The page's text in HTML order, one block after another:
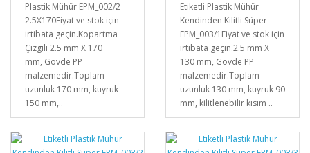
Plastik Mühür EPM_002/2
2.5X170Fiyat ve stok için
irtibata geçin.Kopartma
Çizgili 2.5 mm X 170
mm, Gövde PP
malzemedir.Toplam
uzunluk 170 mm, kuyruk
150 mm,..
Etiketli Plastik Mühür
Kendinden Kilitli Süper
EPM_003/1Fiyat ve stok için
irtibata geçin.2.5 mm X
130 mm, Gövde PP
malzemedir.Toplam
uzunluk 130 mm, kuyruk 90
mm, kilitlenebilir kısım ..